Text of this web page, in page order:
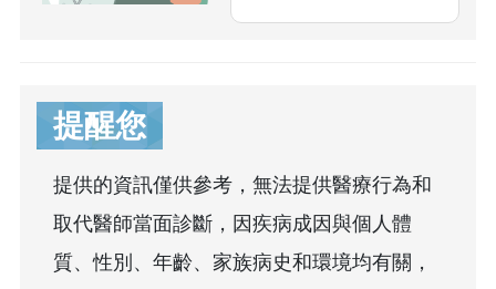
提醒您
提供的資訊僅供參考，無法提供醫療行為和
取代醫師當面診斷，因疾病成因與個人體
質、性別、年齡、家族病史和環境均有關，